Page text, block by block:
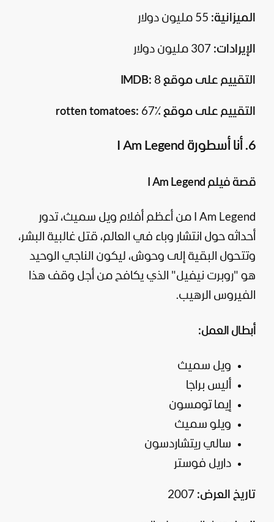
الميزانية:
الإيرادات:
التقييم على موقع IMDB: 8
التقييم على موقع rotten tomatoes: 67٪
6. أنا أسطورة I Am Legend
قصة فيلم I Am Legend
I Am Legend من أعظم أفلام ويل سميث، تدور
أحداثه حول انتشار وباء في العالم، قتل غالبية البشر،
وتتحول البقية إلى وحوش، ليكون الناجي الوحيد
هو "روبرت نيفيل" الذي يكافح من أجل وقف هذا
الفيروس الرهيب.
أبطال العمل:
ويل سميث
أليس براجا
إيما تومسون
ويلو سميث
سالي ريتشاردسون
داريل فوستر
تاريخ العرض: